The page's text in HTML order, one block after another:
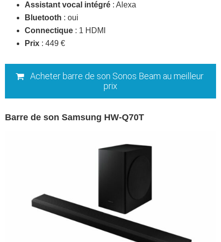
Assistant vocal intégré : Alexa
Bluetooth : oui
Connectique : 1 HDMI
Prix : 449 €
Acheter barre de son Sonos Beam au meilleur
prix
Barre de son Samsung HW-Q70T